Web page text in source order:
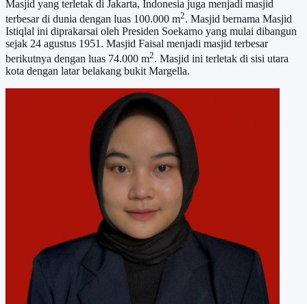
Masjid yang terletak di Jakarta, Indonesia juga menjadi masjid
terbesar di dunia dengan luas 100.000 m2. Masjid bernama Masjid
Istiqlal ini diprakarsai oleh Presiden Soekarno yang mulai dibangun
sejak 24 agustus 1951. Masjid Faisal menjadi masjid terbesar
berikutnya dengan luas 74.000 m2. Masjid ini terletak di sisi utara
kota dengan latar belakang bukit Margella.